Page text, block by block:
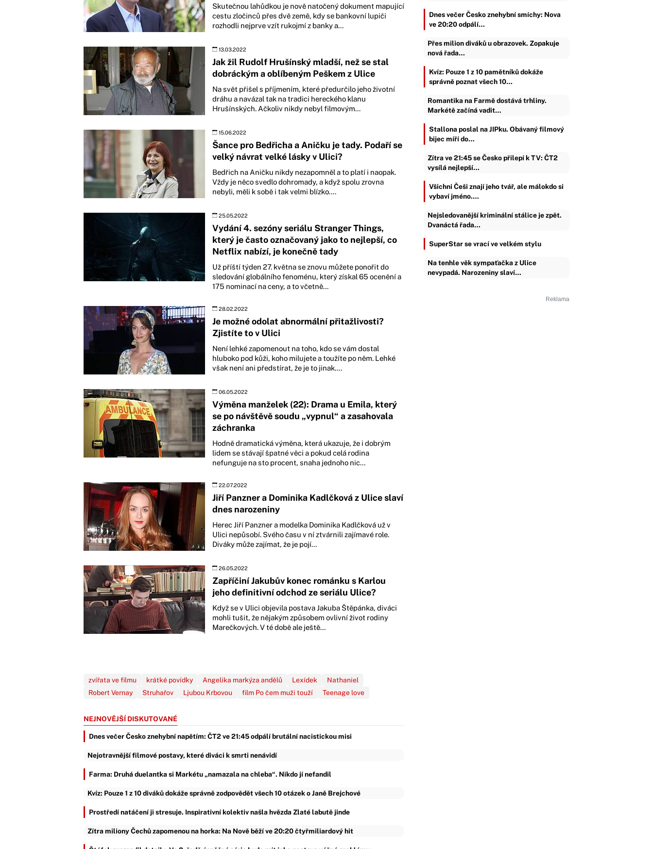
Skutečnou lahůdkou je nově natočený dokument mapující
cestu zločinců přes dvě země, kdy se bankovní lupiči
rozhodli nejprve vzít rukojmí z banky a...
13.03.2022
Jak žil Rudolf Hrušínský mladší, než se stal
dobráckým a oblíbeným Peškem z Ulice
Na svět přišel s příjmením, které předurčilo jeho životní
dráhu a navázal tak na tradici hereckého klanu
Hrušínských. Ačkoliv nikdy nebyl filmovým...
15.06.2022
Šance pro Bedřicha a Aničku je tady. Podaří se
velký návrat velké lásky v Ulici?
Bedřich na Aničku nikdy nezapomněl a to platí i naopak.
Vždy je něco svedlo dohromady, a když spolu zrovna
nebyli, měli k sobě i tak velmi blízko....
25.05.2022
Vydání 4. sezóny seriálu Stranger Things,
který je často označovaný jako to nejlepší, co
Netflix nabízí, je konečně tady
Už příští týden 27. května se znovu můžete ponořit do
sledování globálního fenoménu, který získal 65 ocenění a
175 nominací na ceny, a to včetně...
28.02.2022
Je možné odolat abnormální přitažlivosti?
Zjistíte to v Ulici
Není lehké zapomenout na toho, kdo se vám dostal
hluboko pod kůži, koho milujete a toužíte po něm. Lehké
však není ani předstírat, že je to jinak....
06.05.2022
Výměna manželek (22): Drama u Emila, který
se po návštěvě soudu „vypnul“ a zasahovala
záchranka
Hodně dramatická výměna, která ukazuje, že i dobrým
lidem se stávají špatné věci a pokud celá rodina
nefunguje na sto procent, snaha jednoho nic...
22.07.2022
Jiří Panzner a Dominika Kadlčková z Ulice slaví
dnes narozeniny
Herec Jiří Panzner a modelka Dominika Kadlčková už v
Ulici nepůsobí. Svého času v ní ztvárnili zajímavé role.
Diváky může zajímat, že je pojí...
26.05.2022
Zapříčiní Jakubův konec románku s Karlou
jeho definitivní odchod ze seriálu Ulice?
Když se v Ulici objevila postava Jakuba Štěpánka, diváci
mohli tušit, že nějakým způsobem ovlivní život rodiny
Marečkových. V té době ale ještě...
zvířata ve filmu krátké povídky Angelika markýza andělů Lexídek
Nathaniel
Robert Vernay
Struhařov Ljubou Krbovou film Po čem muži touží Teenage love
NEJNOVĚJŠÍ DISKUTOVANÉ
Dnes večer Česko znehybní napětím: ČT2 ve 21:45 odpálí brutální nacistickou misi
Nejotravnější filmové postavy, které diváci k smrti nenávidí
Farma: Druhá duelantka si Markétu „namazala na chleba“. Nikdo jí nefandil
Kvíz: Pouze 1 z 10 diváků dokáže správně zodpovědět všech 10 otázek o Janě Brejchové
Prostředí natáčení ji stresuje. Inspirativní kolektiv našla hvězda Zlaté labutě jinde
Zítra miliony Čechů zapomenou na horka: Na Nově běží ve 20:20 čtyřmiliardový hit
Dnes večer Česko znehybní smíchy: Nova
ve 20:20 odpálí…
Přes milion diváků u obrazovek. Zopakuje
nová řada…
Kvíz: Pouze 1 z 10 pamětníků dokáže
správně poznat všech 10…
Romantika na Farmě dostává trhliny.
Markétě začíná vadit…
Stallona poslal na JIPku. Obávaný filmový
bijec míří do…
Zítra ve 21:45 se Česko přilepí k TV: ČT2
vysílá nejlepší…
Všichni Češi znají jeho tvář, ale málokdo si
vybaví jméno.…
Nejsledovanější kriminální stálice je zpět.
Dvanáctá řada…
SuperStar se vrací ve velkém stylu
Na tenhle věk sympaťačka z Ulice
nevypadá. Narozeniny slaví…